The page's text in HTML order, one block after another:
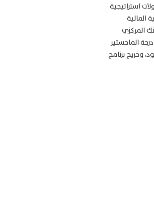
استراتيجية
المالية
المركزي
الماجستير
وخريج برنامج